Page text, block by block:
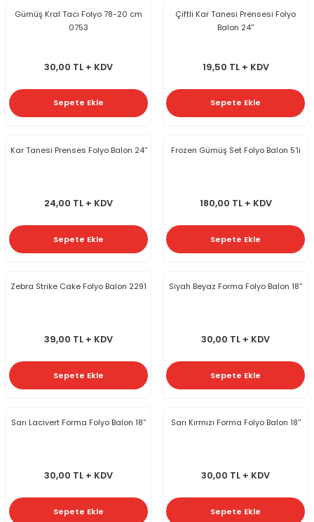
Gümüş Kral Tacı Folyo 78-20 cm
0753
30,00 TL + KDV
Sepete Ekle
Çiftli Kar Tanesi Prensesi Folyo
Balon 24''
19,50 TL + KDV
Sepete Ekle
Kar Tanesi Prenses Folyo Balon 24''
24,00 TL + KDV
Sepete Ekle
Frozen Gümüş Set Folyo Balon 5'li
180,00 TL + KDV
Sepete Ekle
Zebra Strike Cake Folyo Balon 2291
39,00 TL + KDV
Sepete Ekle
Siyah Beyaz Forma Folyo Balon 18''
30,00 TL + KDV
Sepete Ekle
Sarı Lacivert Forma Folyo Balon 18''
30,00 TL + KDV
Sepete Ekle
Sarı Kırmızı Forma Folyo Balon 18''
30,00 TL + KDV
Sepete Ekle